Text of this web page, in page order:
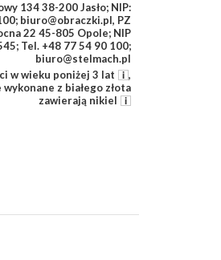
134 38-200 Jasło; NIP:
biuro@obraczki.pl, PZ
22 45-805 Opole; NIP
Tel. +48 77 54 90 100;
biuro@stelmach.pl
w wieku poniżej 3 lat
,
z białego złota
zawierają nikiel